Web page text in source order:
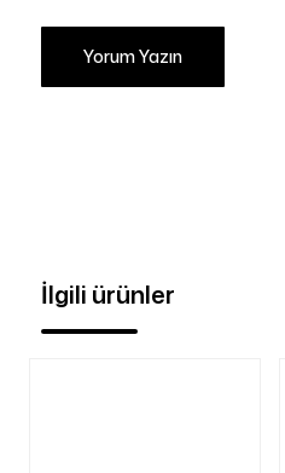
Yorum Yazın
İlgili ürünler